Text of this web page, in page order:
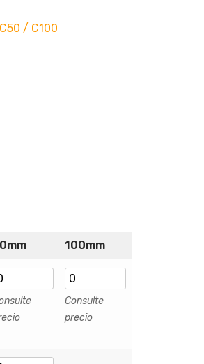
/ C100
100mm
Consulte
precio